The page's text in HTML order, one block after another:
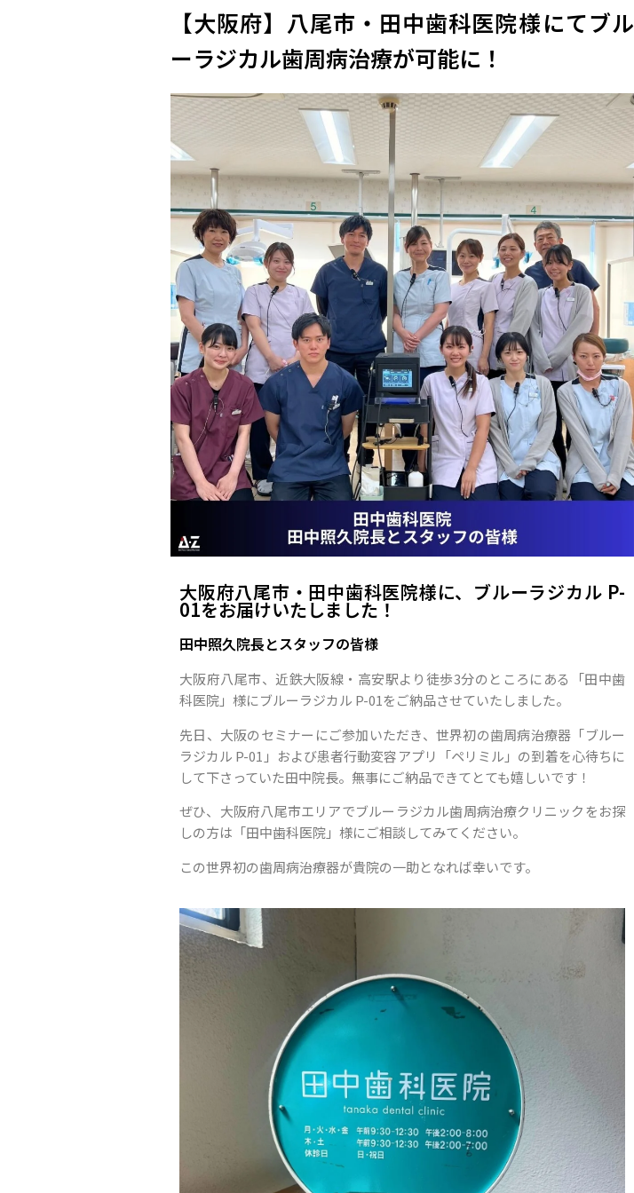
【大阪府】八尾市・田中歯科医院様​にてブル
ーラジカル歯周病治療が可能に！
大阪府八尾市・田中歯科医院様に、ブルーラジカル P-
01をお届けいたしました！
田中照久院長とスタッフの皆様
大阪府八尾市、近鉄大阪線・高安駅より徒歩3分のところにある「田中歯
科医院」様にブルーラジカル P-01をご納品させていたしました。
先日、大阪のセミナーにご参加いただき、世界初の歯周病治療器「ブルー
ラジカル P-01」および患者行動変容アプリ「ペリミル」の到着を心待ちに
して下さっていた田中院長。無事にご納品できてとても嬉しいです！
ぜひ、大阪府八尾市エリアでブルーラジカル歯周病治療クリニックをお探
しの方は「田中歯科医院」様にご相談してみてください。
この世界初の歯周病治療器が貴院の一助となれば幸いです。